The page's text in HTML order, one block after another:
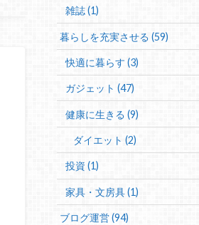
雑誌 (1)
暮らしを充実させる (59)
快適に暮らす (3)
ガジェット (47)
健康に生きる (9)
ダイエット (2)
投資 (1)
家具・文房具 (1)
ブログ運営 (94)